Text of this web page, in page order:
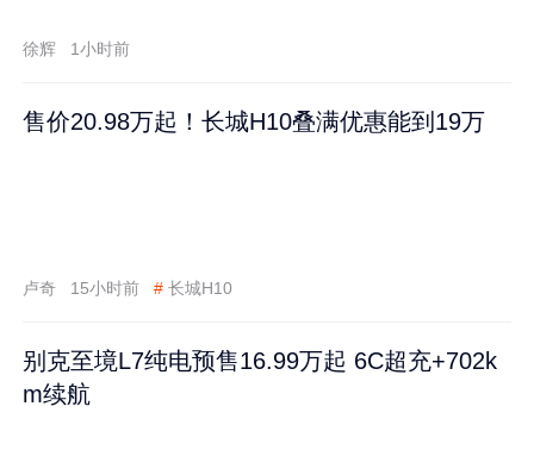
徐辉 1小时前
售价20.98万起！长城H10叠满优惠能到19万
卢奇 15小时前 # 长城H10
别克至境L7纯电预售16.99万起 6C超充+702k
m续航